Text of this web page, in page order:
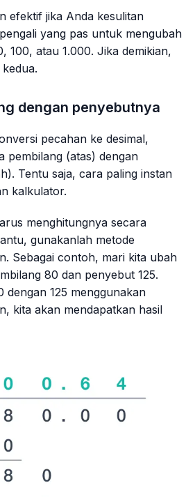
efektif jika Anda kesulitan
yang pas untuk mengubah
100, atau 1.000. Jika demikian,
dengan penyebutnya
pecahan ke desimal,
pembilang (atas) dengan
Tentu saja, cara paling instan
kalkulator.
menghitungnya secara
gunakanlah metode
Sebagai contoh, mari kita ubah
80 dan penyebut 125.
dengan 125 menggunakan
kita akan mendapatkan hasil